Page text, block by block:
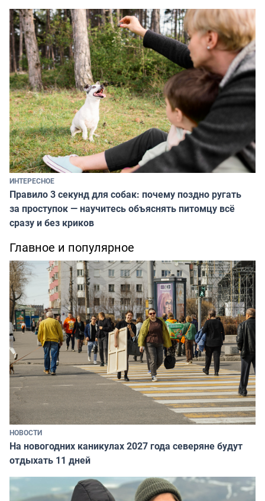
ИНТЕРЕСНОЕ
Правило 3 секунд для собак: почему поздно ругать
за проступок — научитесь объяснять питомцу всё
сразу и без криков
Главное и популярное
НОВОСТИ
На новогодних каникулах 2027 года северяне будут
отдыхать 11 дней